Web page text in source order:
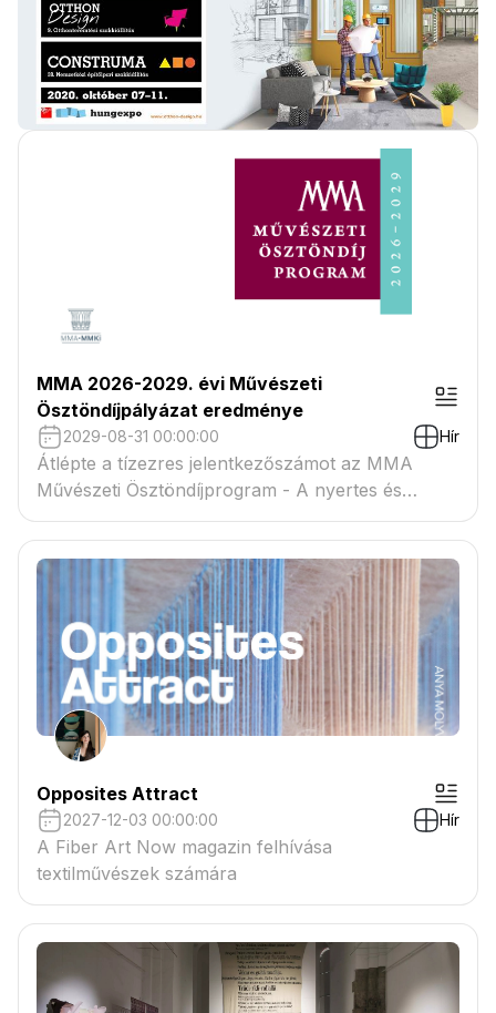
MMA 2026-2029. évi Művészeti
Ösztöndíjpályázat eredménye
2029-08-31 00:00:00 Hír
Átlépte a tízezres jelentkezőszámot az MMA
Művészeti Ösztöndíjprogram - A nyertes és
tartaléklistás pályázók névsora megtekinthető a
csatolmányban
Opposites Attract
2027-12-03 00:00:00 Hír
A Fiber Art Now magazin felhívása
textilművészek számára